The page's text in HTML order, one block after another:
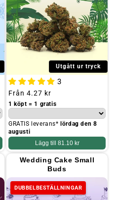
Utgått ur tryck
3
Ordinarie
pris
Från 4.27 kr
1 köpt = 1 gratis
GRATIS leverans*lördag den 8
augusti
Lägg till 81.10 kr
Wedding Cake Small
Buds
DUBBELBESTÄLLNINGAR